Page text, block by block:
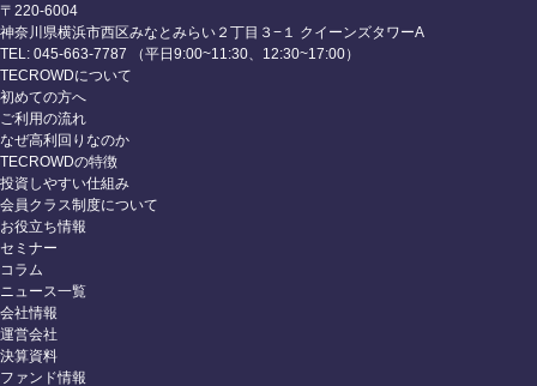
〒220-6004
神奈川県横浜市西区みなとみらい２丁目３−１ クイーンズタワーA
TEL: 045-663-7787 （平日9:00~11:30、12:30~17:00）
TECROWDについて
初めての方へ
ご利用の流れ
なぜ高利回りなのか
TECROWDの特徴
投資しやすい仕組み
会員クラス制度について
お役立ち情報
セミナー
コラム
ニュース一覧
会社情報
運営会社
決算資料
ファンド情報